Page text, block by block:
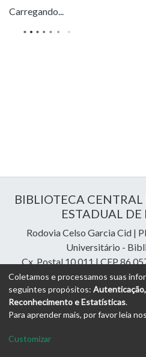
Carregando...
BIBLIOTECA
ESTADUAL
Rodovia Celso Garcia Cid |
Universitário -
Cx. Postal 10.011 | CEP
Contatos: e-mail:
DSpace Cloud Software
Libraries
Configurações de
Coletamos e processamos suas
seguintes propósitos:
Reconhecimento e Estatísticas.
Para aprender mais, por favor leia
Customizar